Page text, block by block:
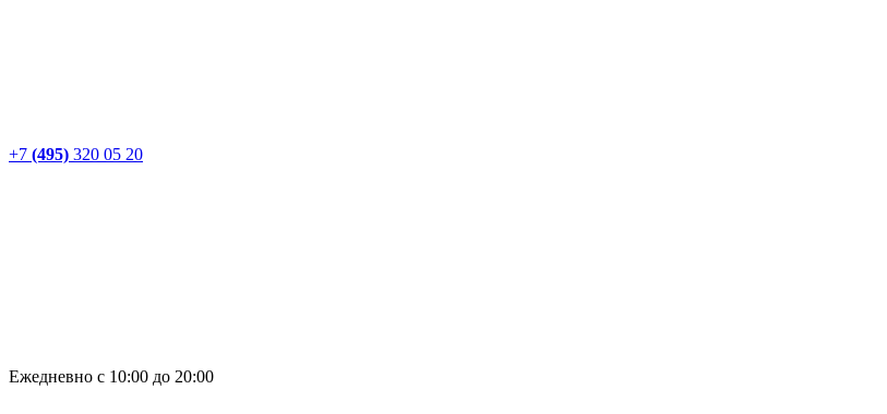
+7 (495) 320 05 20
Ежедневно с 10:00 до 20:00